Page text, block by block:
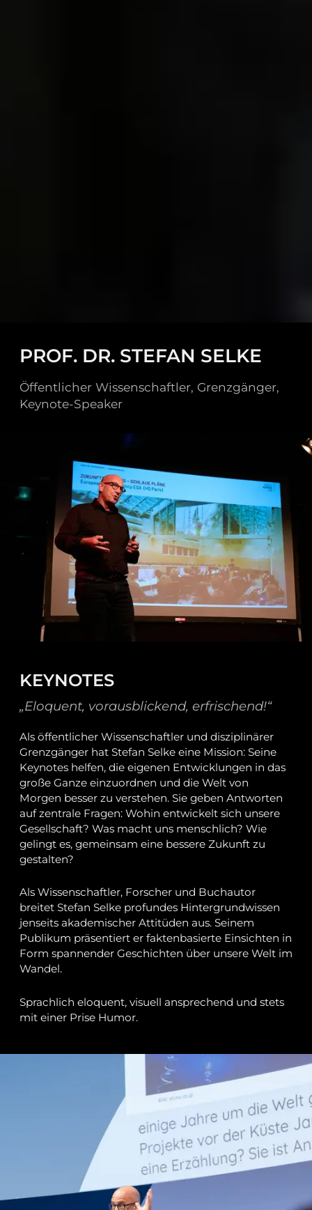
PROF. DR. STEFAN SELKE
Öffentlicher Wissenschaftler, Grenzgänger,
Keynote-Speaker
KEYNOTES
„Eloquent, vorausblickend, erfrischend!“
Als öffentlicher Wissenschaftler und disziplinärer
Grenzgänger hat Stefan Selke eine Mission: Seine
Keynotes helfen, die eigenen Entwicklungen in das
große Ganze einzuordnen und die Welt von
Morgen besser zu verstehen. Sie geben Antworten
auf zentrale Fragen: Wohin entwickelt sich unsere
Gesellschaft? Was macht uns menschlich? Wie
gelingt es, gemeinsam eine bessere Zukunft zu
gestalten?
Als Wissenschaftler, Forscher und Buchautor
breitet Stefan Selke profundes Hintergrundwissen
jenseits akademischer Attitüden aus. Seinem
Publikum präsentiert er faktenbasierte Einsichten in
Form spannender Geschichten über unsere Welt im
Wandel.
Sprachlich eloquent, visuell ansprechend und stets
mit einer Prise Humor.